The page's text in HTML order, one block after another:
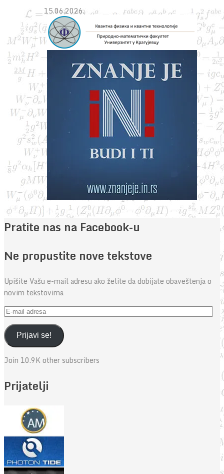
15.06.2026.
Pratite nas na Facebook-u
Ne propustite nove tekstove
Upišite Vašu e-mail adresu ako želite da dobijate obaveštenja o
novim tekstovima
E-
mail
adresaPrijavi se!
Join 10.9K other subscribers
Prijatelji